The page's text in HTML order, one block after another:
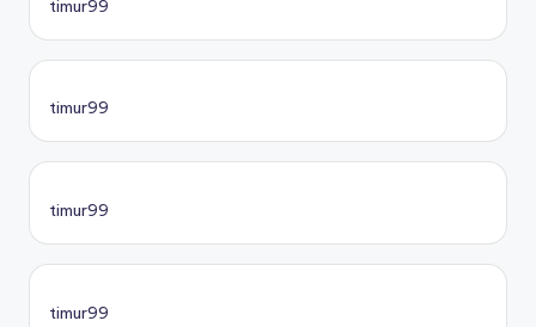
timur99
timur99
timur99
timur99